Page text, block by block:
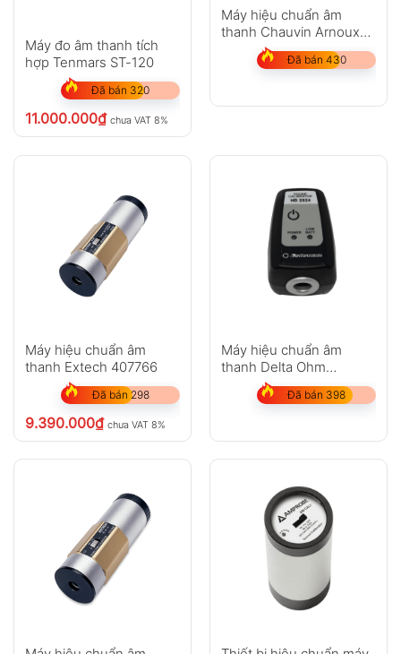
Máy đo âm thanh tích
hợp Tenmars ST-120
Đã bán 320
11.000.000₫ chưa VAT 8%
Máy hiệu chuẩn âm
thanh Chauvin Arnoux
CA 833
Đã bán 430
Máy hiệu chuẩn âm
thanh Extech 407766
Đã bán 298
9.390.000₫ chưa VAT 8%
Máy hiệu chuẩn âm
thanh Delta Ohm
HD2024
Đã bán 398